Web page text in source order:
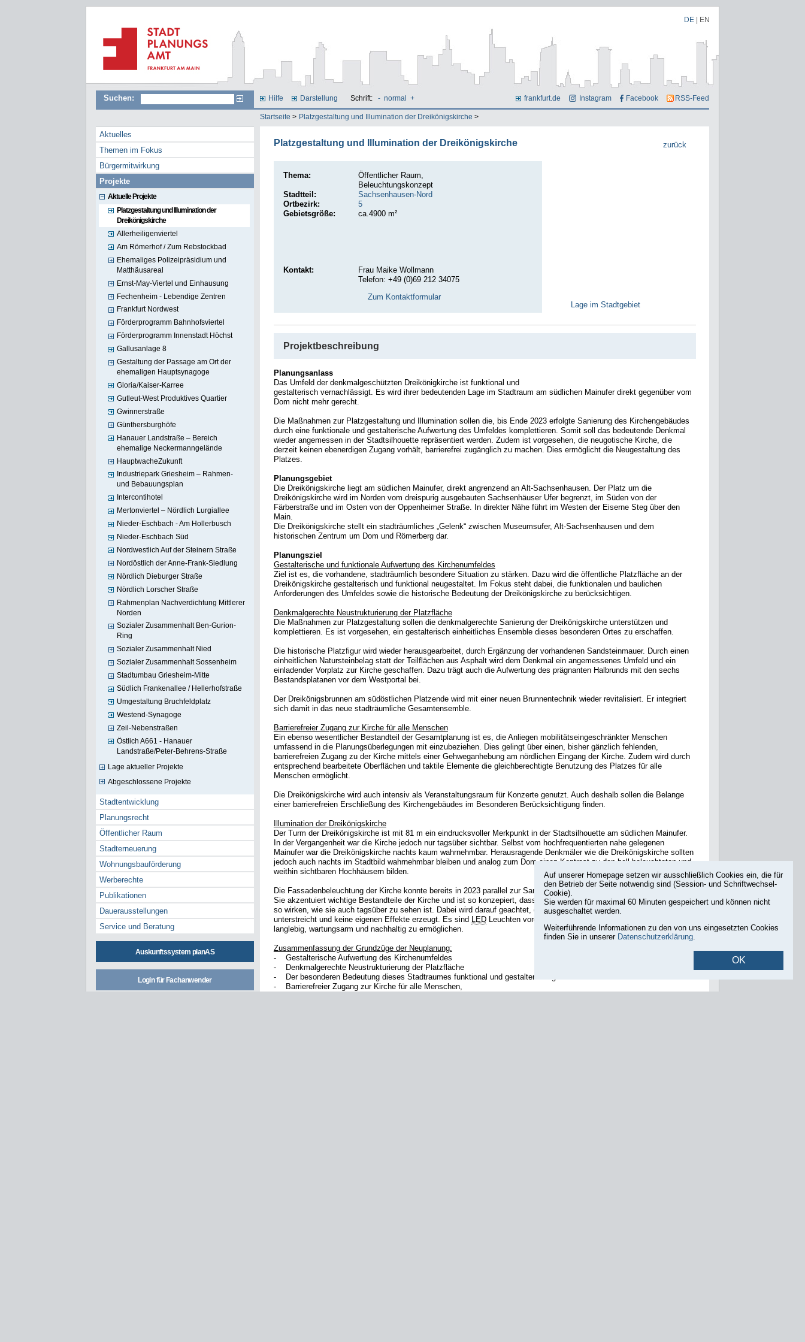
DE EN
Suchen: Hilfe Darstellung Schrift: - normal + frankfurt.de Instagram Facebook RSS-Feed
Startseite > Platzgestaltung und Illumination der Dreikönigskirche>
Aktuelles
Themen im Fokus
Bürgermitwirkung
Projekte
Aktuelle Projekte
Platzgestaltung und Illumination der
Dreikönigskirche
Allerheiligenviertel
Am Römerhof / Zum Rebstockbad
Ehemaliges Polizeipräsidium und
Matthäusareal
Ernst-May-Viertel und Einhausung
Fechenheim - Lebendige Zentren
Frankfurt Nordwest
Förderprogramm Bahnhofsviertel
Förderprogramm Innenstadt Höchst
Gallusanlage 8
Gestaltung der Passage am Ort der
ehemaligen Hauptsynagoge
Gloria/Kaiser-Karree
Gutleut-West Produktives Quartier
Gwinnerstraße
Günthersburghöfe
Hanauer Landstraße – Bereich
ehemalige Neckermanngelände
HauptwacheZukunft
Industriepark Griesheim – Rahmen-
und Bebauungsplan
Intercontihotel
Mertonviertel – Nördlich Lurgiallee
Nieder-Eschbach - Am Hollerbusch
Nieder-Eschbach Süd
Nordwestlich Auf der Steinern Straße
Nordöstlich der Anne-Frank-Siedlung
Nördlich Dieburger Straße
Nördlich Lorscher Straße
Rahmenplan Nachverdichtung Mittlerer
Norden
Sozialer Zusammenhalt Ben-Gurion-
Ring
Sozialer Zusammenhalt Nied
Sozialer Zusammenhalt Sossenheim
Stadtumbau Griesheim-Mitte
Südlich Frankenallee / Hellerhofstraße
Umgestaltung Bruchfeldplatz
Westend-Synagoge
Zeil-Nebenstraßen
Östlich A661 - Hanauer
Landstraße/Peter-Behrens-Straße
Lage aktueller Projekte
Abgeschlossene Projekte
Stadtentwicklung
Planungsrecht
Öffentlicher Raum
Stadterneuerung
Wohnungsbauförderung
Werberechte
Publikationen
Dauerausstellungen
Service und Beratung
Auskunftssystem planAS
Login für Fachanwender
zurück
Platzgestaltung und Illumination der Dreikönigskirche
Thema:
Öffentlicher Raum,
Beleuchtungskonzept
Stadtteil:
Sachsenhausen-Nord
Ortbezirk:
5
Gebietsgröße:
ca.4900 m²
Kontakt:
Frau Maike Wollmann
Telefon: +49 (0)69 212 34075
Zum Kontaktformular
Lage im Stadtgebiet
Projektbeschreibung
Planungsanlass
Das Umfeld der denkmalgeschützten Dreikönigkirche ist funktional und
gestalterisch vernachlässigt. Es wird ihrer bedeutenden Lage im Stadtraum am südlichen Mainufer direkt gegenüber vom
Dom nicht mehr gerecht.
Die Maßnahmen zur Platzgestaltung und Illumination sollen die, bis Ende 2023 erfolgte Sanierung des Kirchengebäudes
durch eine funktionale und gestalterische Aufwertung des Umfeldes komplettieren. Somit soll das bedeutende Denkmal
wieder angemessen in der Stadtsilhouette repräsentiert werden. Zudem ist vorgesehen, die neugotische Kirche, die
derzeit keinen ebenerdigen Zugang vorhält, barrierefrei zugänglich zu machen. Dies ermöglicht die Neugestaltung des
Platzes.
Planungsgebiet
Die Dreikönigskirche liegt am südlichen Mainufer, direkt angrenzend an Alt-Sachsenhausen. Der Platz um die
Dreikönigskirche wird im Norden vom dreispurig ausgebauten Sachsenhäuser Ufer begrenzt, im Süden von der
Färberstraße und im Osten von der Oppenheimer Straße. In direkter Nähe führt im Westen der Eiserne Steg über den
Main.
Die Dreikönigskirche stellt ein stadträumliches „Gelenk“ zwischen Museumsufer, Alt-Sachsenhausen und dem
historischen Zentrum um Dom und Römerberg dar.
Planungsziel
Gestalterische und funktionale Aufwertung des Kirchenumfeldes
Ziel ist es, die vorhandene, stadträumlich besondere Situation zu stärken. Dazu wird die öffentliche Platzfläche an der
Dreikönigskirche gestalterisch und funktional neugestaltet. Im Fokus steht dabei, die funktionalen und baulichen
Anforderungen des Umfeldes sowie die historische Bedeutung der Dreikönigskirche zu berücksichtigen.
Denkmalgerechte Neustrukturierung der Platzfläche
Die Maßnahmen zur Platzgestaltung sollen die denkmalgerechte Sanierung der Dreikönigskirche unterstützen und
komplettieren. Es ist vorgesehen, ein gestalterisch einheitliches Ensemble dieses besonderen Ortes zu erschaffen.
Die historische Platzfigur wird wieder herausgearbeitet, durch Ergänzung der vorhandenen Sandsteinmauer. Durch einen
einheitlichen Natursteinbelag statt der Teilflächen aus Asphalt wird dem Denkmal ein angemessenes Umfeld und ein
einladender Vorplatz zur Kirche geschaffen. Dazu trägt auch die Aufwertung des prägnanten Halbrunds mit den sechs
Bestandsplatanen vor dem Westportal bei.
Der Dreikönigsbrunnen am südöstlichen Platzende wird mit einer neuen Brunnentechnik wieder revitalisiert. Er integriert
sich damit in das neue stadträumliche Gesamtensemble.
Barrierefreier Zugang zur Kirche für alle Menschen
Ein ebenso wesentlicher Bestandteil der Gesamtplanung ist es, die Anliegen mobilitätseingeschränkter Menschen
umfassend in die Planungsüberlegungen mit einzubeziehen. Dies gelingt über einen, bisher gänzlich fehlenden,
barrierefreien Zugang zu der Kirche mittels einer Gehweganhebung am nördlichen Eingang der Kirche. Zudem wird durch
entsprechend bearbeitete Oberflächen und taktile Elemente die gleichberechtigte Benutzung des Platzes für alle
Menschen ermöglicht.
Die Dreikönigskirche wird auch intensiv als Veranstaltungsraum für Konzerte genutzt. Auch deshalb sollen die Belange
einer barrierefreien Erschließung des Kirchengebäudes im Besonderen Berücksichtigung finden.
Illumination der Dreikönigskirche
Der Turm der Dreikönigskirche ist mit 81 m ein eindrucksvoller Merkpunkt in der Stadtsilhouette am südlichen Mainufer.
In der Vergangenheit war die Kirche jedoch nur tagsüber sichtbar. Selbst vom hochfrequentierten nahe gelegenen
Mainufer war die Dreikönigskirche nachts kaum wahrnehmbar. Herausragende Denkmäler wie die Dreikönigskirche sollten
jedoch auch nachts im Stadtbild wahrnehmbar bleiben und analog zum Dom einen Kontrast zu den hell beleuchteten und
weithin sichtbaren Hochhäusern bilden.
Die Fassadenbeleuchtung der Kirche konnte bereits in 2023 parallel zur Sanierung des Kirchenturmes realisiert werden.
Sie akzentuiert wichtige Bestandteile der Kirche und ist so konzepiert, dass im Nachtbild die Kirche und ihre Proportionen
so wirken, wie sie auch tagsüber zu sehen ist. Dabei wird darauf geachtet, dass die Lichtfarbe die Materialität der Kirche
unterstreicht und keine eigenen Effekte erzeugt. Es sind LEDLeuchten vorgesehen, um die Beleuchtung möglichst
langlebig, wartungsarm und nachhaltig zu ermöglichen.
Zusammenfassung der Grundzüge der Neuplanung:
- Gestalterische Aufwertung des Kirchenumfeldes
- Denkmalgerechte Neustrukturierung der Platzfläche
- Der besonderen Bedeutung dieses Stadtraumes funktional und gestalterisch gerecht werden
- Barrierefreier Zugang zur Kirche für alle Menschen,
Auf unserer Homepage setzen wir ausschließlich Cookies ein, die für
den Betrieb der Seite notwendig sind (Session- und Schriftwechsel-
Cookie).
Sie werden für maximal 60 Minuten gespeichert und können nicht
ausgeschaltet werden.
Weiterführende Informationen zu den von uns eingesetzten Cookies
finden Sie in unserer Datenschutzerklärung.
OK